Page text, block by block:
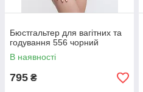
Бюстгальтер для вагітних та
годування 556 чорний
В наявності
795 ₴